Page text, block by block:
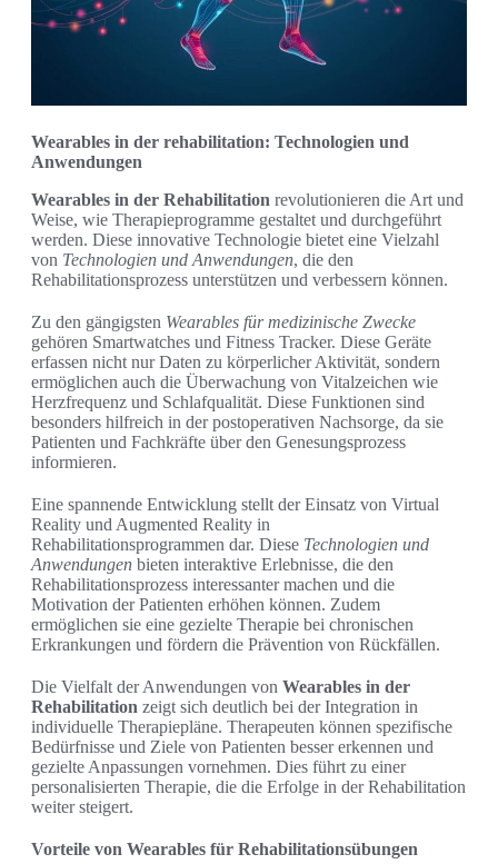
Wearables in der rehabilitation: Technologien und
Anwendungen
Wearables in der Rehabilitation revolutionieren die Art und
Weise, wie Therapieprogramme gestaltet und durchgeführt
werden. Diese innovative Technologie bietet eine Vielzahl
von Technologien und Anwendungen, die den
Rehabilitationsprozess unterstützen und verbessern können.
Zu den gängigsten Wearables für medizinische Zwecke
gehören Smartwatches und Fitness Tracker. Diese Geräte
erfassen nicht nur Daten zu körperlicher Aktivität, sondern
ermöglichen auch die Überwachung von Vitalzeichen wie
Herzfrequenz und Schlafqualität. Diese Funktionen sind
besonders hilfreich in der postoperativen Nachsorge, da sie
Patienten und Fachkräfte über den Genesungsprozess
informieren.
Eine spannende Entwicklung stellt der Einsatz von Virtual
Reality und Augmented Reality in
Rehabilitationsprogrammen dar. Diese Technologien und
Anwendungen bieten interaktive Erlebnisse, die den
Rehabilitationsprozess interessanter machen und die
Motivation der Patienten erhöhen können. Zudem
ermöglichen sie eine gezielte Therapie bei chronischen
Erkrankungen und fördern die Prävention von Rückfällen.
Die Vielfalt der Anwendungen von Wearables in der
Rehabilitation zeigt sich deutlich bei der Integration in
individuelle Therapiepläne. Therapeuten können spezifische
Bedürfnisse und Ziele von Patienten besser erkennen und
gezielte Anpassungen vornehmen. Dies führt zu einer
personalisierten Therapie, die die Erfolge in der Rehabilitation
weiter steigert.
Vorteile von Wearables für Rehabilitationsübungen